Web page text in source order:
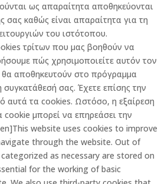
ως απαραίτητα αποθηκεύονται
καθώς είναι απαραίτητα για τη
του ιστότοπου.
τρίτων που μας βοηθούν να
πώς χρησιμοποιείτε αυτόν τον
αποθηκευτούν στο πρόγραμμα
σας. Έχετε επίσης την
αυτά τα cookies. Ωστόσο, η εξαίρεση
μπορεί να επηρεάσει την
website uses cookies to improve
through the website. Out of
as necessary are stored on
for the working of basic